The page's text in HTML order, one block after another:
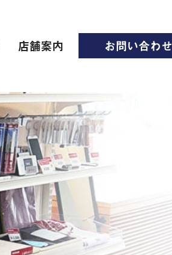
店舗案内 お問い合わせ